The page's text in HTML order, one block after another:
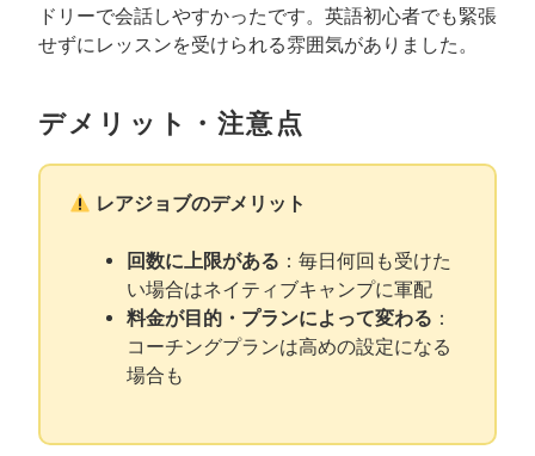
ドリーで会話しやすかったです。英語初心者でも緊張
せずにレッスンを受けられる雰囲気がありました。
デメリット・注意点
レアジョブのデメリット
回数に上限がある ：毎日何回も受けた
い場合はネイティブキャンプに軍配
料金が目的・プランによって変わる ：
コーチングプランは高めの設定になる
場合も